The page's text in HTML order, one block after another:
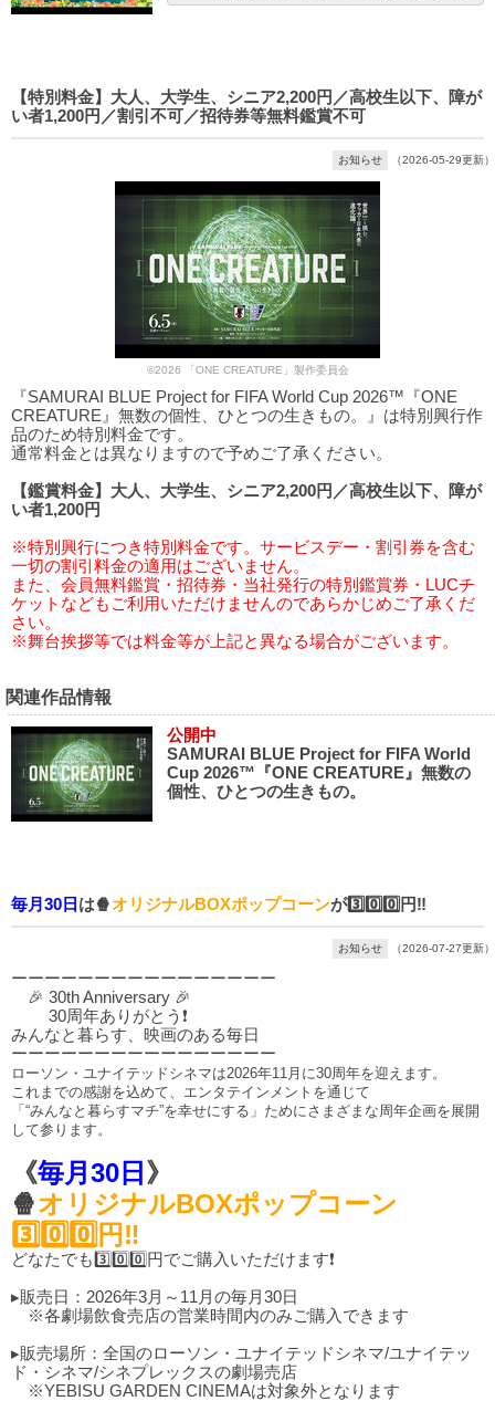
【特別料金】大人、大学生、シニア2,200円／高校生以下、障が
い者1,200円／割引不可／招待券等無料鑑賞不可
お知らせ （2026-05-29更新）
©2026 「ONE CREATURE」製作委員会
『SAMURAI BLUE Project for FIFA World Cup 2026™『ONE
CREATURE』無数の個性、ひとつの生きもの。』は特別興行作
品のため特別料金です。
通常料金とは異なりますので予めご了承ください。
【鑑賞料金】大人、大学生、シニア2,200円／高校生以下、障が
い者1,200円
※特別興行につき特別料金です。サービスデー・割引券を含む
一切の割引料金の適用はございません。
また、会員無料鑑賞・招待券・当社発行の特別鑑賞券・LUCチ
ケットなどもご利用いただけませんのであらかじめご了承くだ
さい。
※舞台挨拶等では料金等が上記と異なる場合がございます。
関連作品情報
公開中
SAMURAI BLUE Project for FIFA World
Cup 2026™『ONE CREATURE』無数の
個性、ひとつの生きもの。
毎月30日 は🍿オリジナルBOXポップコーンが3️⃣0️⃣0️⃣円‼️
お知らせ （2026-07-27更新）
ーーーーーーーーーーーーーーーー
🎉 30th Anniversary 🎉
30周年ありがとう❗
みんなと暮らす、映画のある毎日
ーーーーーーーーーーーーーーーー
ローソン・ユナイテッドシネマは2026年11月に30周年を迎えます。
これまでの感謝を込めて、エンタテインメントを通じて
「“みんなと暮らすマチ”を幸せにする」ためにさまざまな周年企画を展開
して参ります。
《毎月30日 》
🍿オリジナルBOXポップコーン
3️⃣0️⃣0️⃣円‼️
どなたでも3️⃣0️⃣0️⃣円でご購入いただけます❗
▸販売日：2026年3月～11月の毎月30日
※各劇場飲食売店の営業時間内のみご購入できます
▸販売場所：全国のローソン・ユナイテッドシネマ/ユナイテッ
ド・シネマ/シネプレックスの劇場売店
※YEBISU GARDEN CINEMAは対象外となります